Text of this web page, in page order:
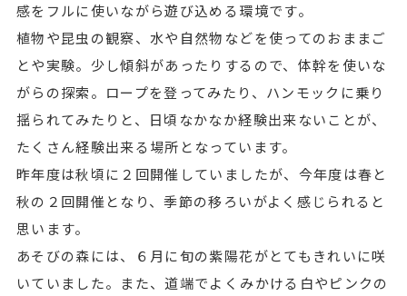
感をフルに使いながら遊び込める環境です。
植物や昆虫の観察、水や自然物などを使ってのおままご
とや実験。少し傾斜があったりするので、体幹を使いな
がらの探索。ロープを登ってみたり、ハンモックに乗り
揺られてみたりと、日頃なかなか経験出来ないことが、
たくさん経験出来る場所となっています。
昨年度は秋頃に２回開催していましたが、今年度は春と
秋の２回開催となり、季節の移ろいがよく感じられると
思います。
あそびの森には、６月に旬の紫陽花がとてもきれいに咲
いていました。また、道端でよくみかける白やピンクの